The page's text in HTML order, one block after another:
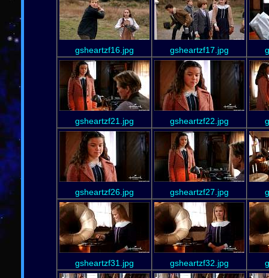
gsheartzf16.jpg gsheartzf17.jpg
gsheartzf21.jpg gsheartzf22.jpg
gsheartzf26.jpg gsheartzf27.jpg
gsheartzf31.jpg gsheartzf32.jpg